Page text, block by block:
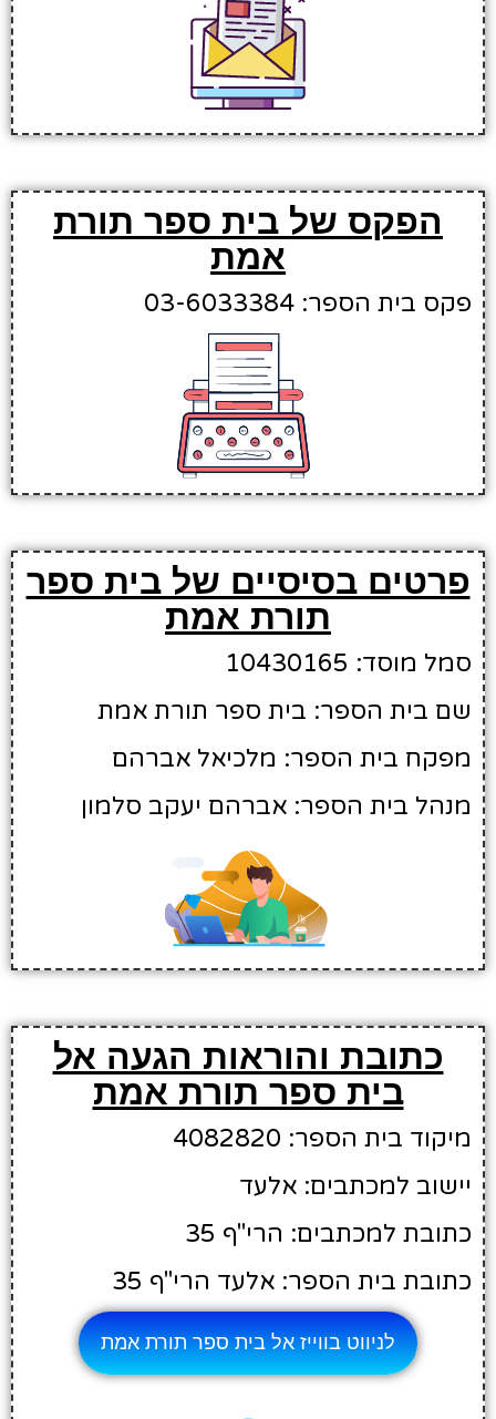
הפקס של בית ספר תורת
אמת
פקס בית הספר: 03-6033384
פרטים בסיסיים של בית ספר
תורת אמת
סמל מוסד: 10430165
שם בית הספר: בית ספר תורת אמת
מפקח בית הספר: מלכיאל אברהם
מנהל בית הספר: אברהם יעקב סלמון
כתובת והוראות הגעה אל
בית ספר תורת אמת
מיקוד בית הספר: 4082820
יישוב למכתבים: אלעד
כתובת למכתבים: הרי"ף 35
כתובת בית הספר: אלעד הרי"ף 35
לניווט בווייז אל בית ספר תורת אמת